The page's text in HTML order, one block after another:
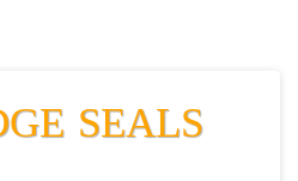
SEALS